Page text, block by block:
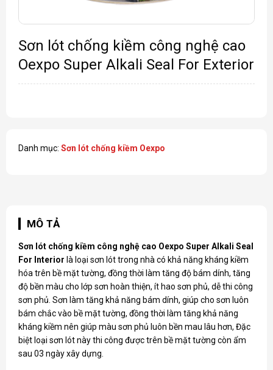
Sơn lót chống kiềm công nghệ cao
Oexpo Super Alkali Seal For Exterior
Danh mục: Sơn lót chống kiềm Oexpo
MÔ TẢ
Sơn lót chống kiềm công nghệ cao Oexpo Super Alkali Seal
For Interior là loại sơn lót trong nhà có khả năng kháng kiềm
hóa trên bề mặt tường, đồng thời làm tăng độ bám dính, tăng
độ bền màu cho lớp sơn hoàn thiện, ít hao sơn phủ, dễ thi công
sơn phủ. Sơn làm tăng khả năng bám dính, giúp cho sơn luôn
bám chắc vào bề mặt tường, đồng thời làm tăng khả năng
kháng kiềm nên giúp màu sơn phủ luôn bền mau lâu hơn, Đặc
biệt loại sơn lót này thi công được trên bề mặt tường còn ẩm
sau 03 ngày xây dựng.